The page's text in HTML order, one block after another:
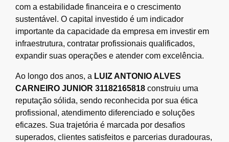
com a estabilidade financeira e o crescimento
sustentável. O capital investido é um indicador
importante da capacidade da empresa em investir em
infraestrutura, contratar profissionais qualificados,
expandir suas operações e atender com excelência.
Ao longo dos anos, a LUIZ ANTONIO ALVES
CARNEIRO JUNIOR 31182165818 construiu uma
reputação sólida, sendo reconhecida por sua ética
profissional, atendimento diferenciado e soluções
eficazes. Sua trajetória é marcada por desafios
superados, clientes satisfeitos e parcerias duradouras,